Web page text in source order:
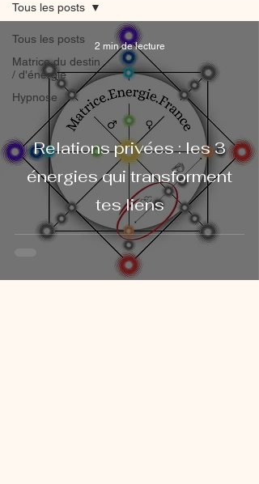
Tous les posts
Matrice du destin
/ d'énergie
Hypnose
Tous les posts
Relations privées : les 3
énergies qui transforment
tes liens
2 min de lecture